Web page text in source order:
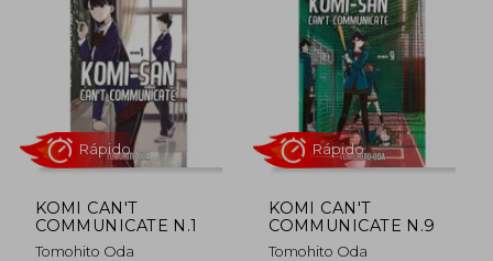
sensibilidad al retratar temas de
comunicación y relaciones humanas.
KOMI CAN'T
COMMUNICATE N.1
Tomohito Oda
KOMI CAN'T
COMMUNICATE N.9
Tomohito Oda